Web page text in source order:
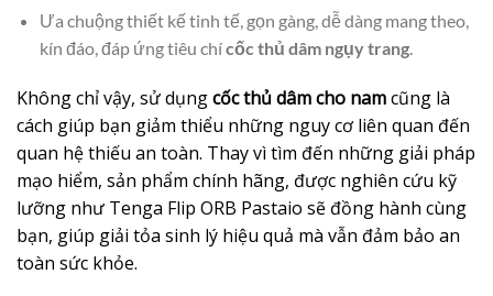
Ưa chuộng thiết kế tinh tế, gọn gàng, dễ dàng mang theo,
kín đáo, đáp ứng tiêu chícốc thủ dâm ngụy trang.
Không chỉ vậy, sử dụngcốc thủ dâm cho namcũng là
cách giúp bạn giảm thiểu những nguy cơ liên quan đến
quan hệ thiếu an toàn. Thay vì tìm đến những giải pháp
mạo hiểm, sản phẩm chính hãng, được nghiên cứu kỹ
lưỡng như Tenga Flip ORB Pastaio sẽ đồng hành cùng
bạn, giúp giải tỏa sinh lý hiệu quả mà vẫn đảm bảo an
toàn sức khỏe.